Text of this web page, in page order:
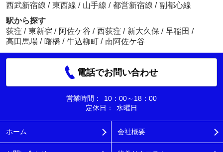
西武新宿線 / 東西線 / 山手線 / 都営新宿線 / 副都心線
駅から探す
荻窪 / 東新宿 / 阿佐ケ谷 / 西荻窪 / 新大久保 / 早稲田 /
高田馬場 / 曙橋 / 牛込柳町 / 南阿佐ケ谷
電話でお問い合わせ
営業時間：
10：00～18：00
定休日：
水曜日
ホーム 会社概要